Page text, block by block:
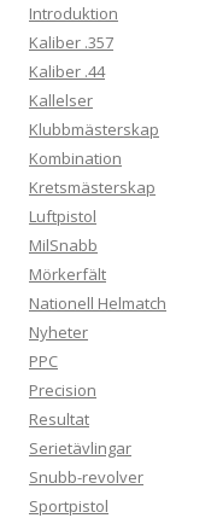
Introduktion
Kaliber .357
Kaliber .44
Kallelser
Klubbmästerskap
Kombination
Kretsmästerskap
Luftpistol
MilSnabb
Mörkerfält
Nationell Helmatch
Nyheter
PPC
Precision
Resultat
Serietävlingar
Snubb-revolver
Sportpistol